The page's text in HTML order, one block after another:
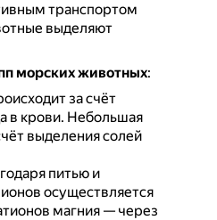
транспортом
выделяют
морских животных:
за счёт
в крови. Небольшая
выделения солей
питью и
осуществляется
магния — через